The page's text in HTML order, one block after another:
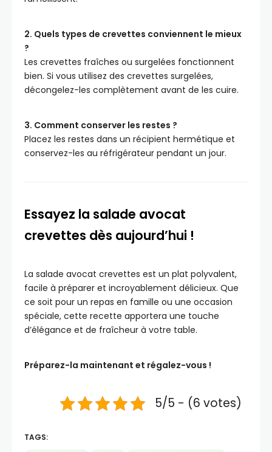
2. Quels types de crevettes conviennent le mieux
?
Les crevettes fraîches ou surgelées fonctionnent
bien. Si vous utilisez des crevettes surgelées,
décongelez-les complètement avant de les cuire.
3. Comment conserver les restes ?
Placez les restes dans un récipient hermétique et
conservez-les au réfrigérateur pendant un jour.
Essayez la salade avocat
crevettes dès aujourd’hui !
La salade avocat crevettes est un plat polyvalent,
facile à préparer et incroyablement délicieux. Que
ce soit pour un repas en famille ou une occasion
spéciale, cette recette apportera une touche
d’élégance et de fraîcheur à votre table.
Préparez-la maintenant et régalez-vous !
5/5 - (6 votes)
TAGS: